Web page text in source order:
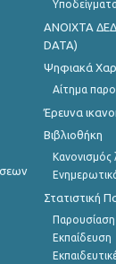
ANOIXTA
DATA)
Ψηφιακά
Αίτημα
Έρευνα
Βιβλιοθήκη
Κανονισμός
Στατιστική
Εκπαίδευση